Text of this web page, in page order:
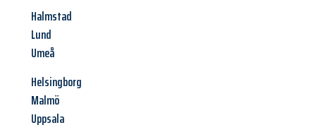
Halmstad
Lund
Umeå
Helsingborg
Malmö
Uppsala